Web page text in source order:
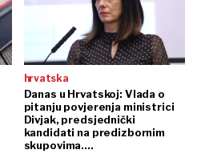
hrvatska
Danas u Hrvatskoj: Vlada o
pitanju povjerenja ministrici
Divjak, predsjednički
kandidati na predizbornim
skupovima....